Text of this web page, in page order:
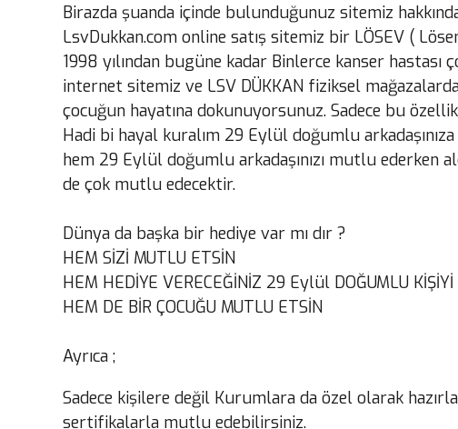
Birazda şuanda içinde bulunduğunuz sitemiz
LsvDukkan.com online satış sitemiz bir LÖSEV (
1998 yılından bugüne kadar Binlerce kanser
internet sitemiz ve LSV DÜKKAN fiziksel
çocuğun hayatına dokunuyorsunuz. Sadece bu
Hadi bi hayal kuralım 29 Eylül doğumlu
hem 29 Eylül doğumlu arkadaşınızı mutlu ederken
de çok mutlu edecektir.
Dünya da başka bir hediye var mı dır ?
HEM SİZİ MUTLU ETSİN
HEM HEDİYE VERECEĞİNİZ 29 Eylül DOĞUMLU
HEM DE BİR ÇOCUĞU MUTLU ETSİN
Ayrıca ;
Sadece kişilere değil Kurumlara da özel olarak
sertifikalarla mutlu edebilirsiniz.